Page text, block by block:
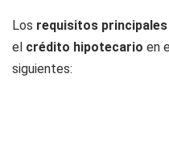
Los requisitos principales
el crédito hipotecario en
siguientes: